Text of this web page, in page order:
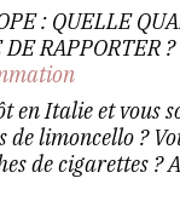
: QUELLE
RAPPORTER ?
en Italie et vous
de limoncello ?
de cigarettes ?